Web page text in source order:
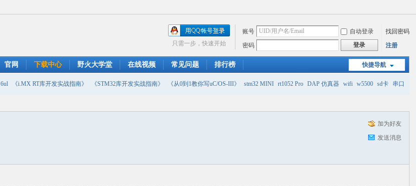
账号 自动登录
找回密码
密码
登录 注册
只需一步，快速开始
快捷导航
官网 下载中心 野火大学堂 在线视频 常见问题 排行榜
6ul 《i.MX RT库开发实战指南》 《STM32库开发实战指南》 《从0到1教你写uC/OS-III》 stm32 MINI rt1052 Pro DAP 仿真器 wifi w5500 sd卡 串口
加为好友
发送消息